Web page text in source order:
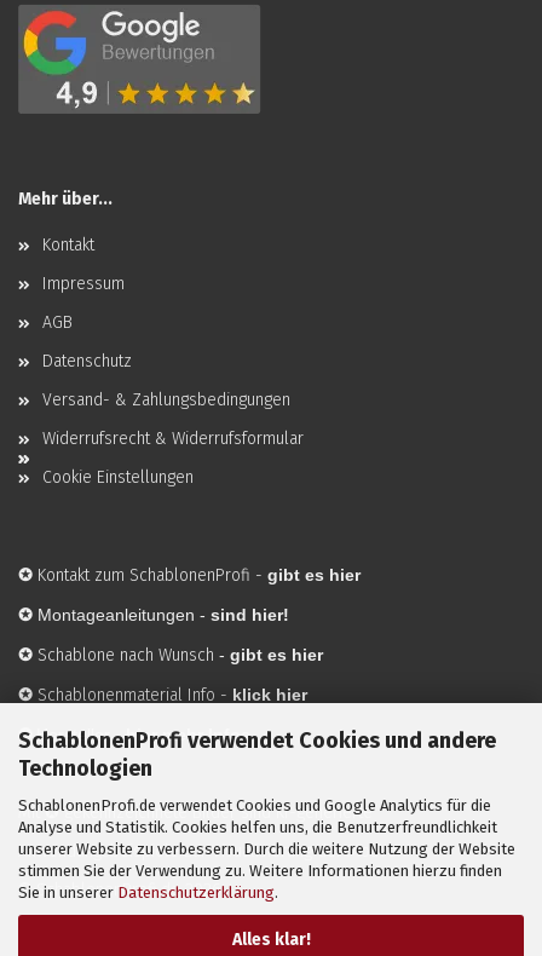
SchablonenProfi verwendet Cookies und andere
Technologien
SchablonenProfi.de verwendet Cookies und Google Analytics für die
Analyse und Statistik. Cookies helfen uns, die Benutzerfreundlichkeit
unserer Website zu verbessern. Durch die weitere Nutzung der Website
stimmen Sie der Verwendung zu. Weitere Informationen hierzu finden
Sie in unserer Datenschutzerklärung.
Alles klar!
Mehr über...
Kontakt
Impressum
AGB
Datenschutz
Versand- & Zahlungsbedingungen
Widerrufsrecht & Widerrufsformular
Cookie Einstellungen
✪ Kontakt zum SchablonenProfi - gibt es hier
✪ Montageanleitungen - sind hier!
✪ Schablone nach Wunsch - gibt es hier
✪ Schablonenmaterial Info - klick hier
✪Hersteller-hier mehr Infos
Mit ✪ gekennzeichnete Bilder sind KI-generierte
Anwendungsbeispiele zur Visualisierung der Motive.
© SchablonenProfi.de2026